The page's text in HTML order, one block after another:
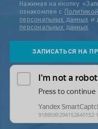
Нажимая на кнопку
ознакомлен с
персональных данных и
персональных данных